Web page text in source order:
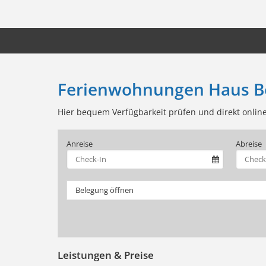
Ferienwohnungen Haus
Hier bequem Verfügbarkeit prüfen und direkt
Anreise Abreise
Belegung öffnen
Leistungen & Preise